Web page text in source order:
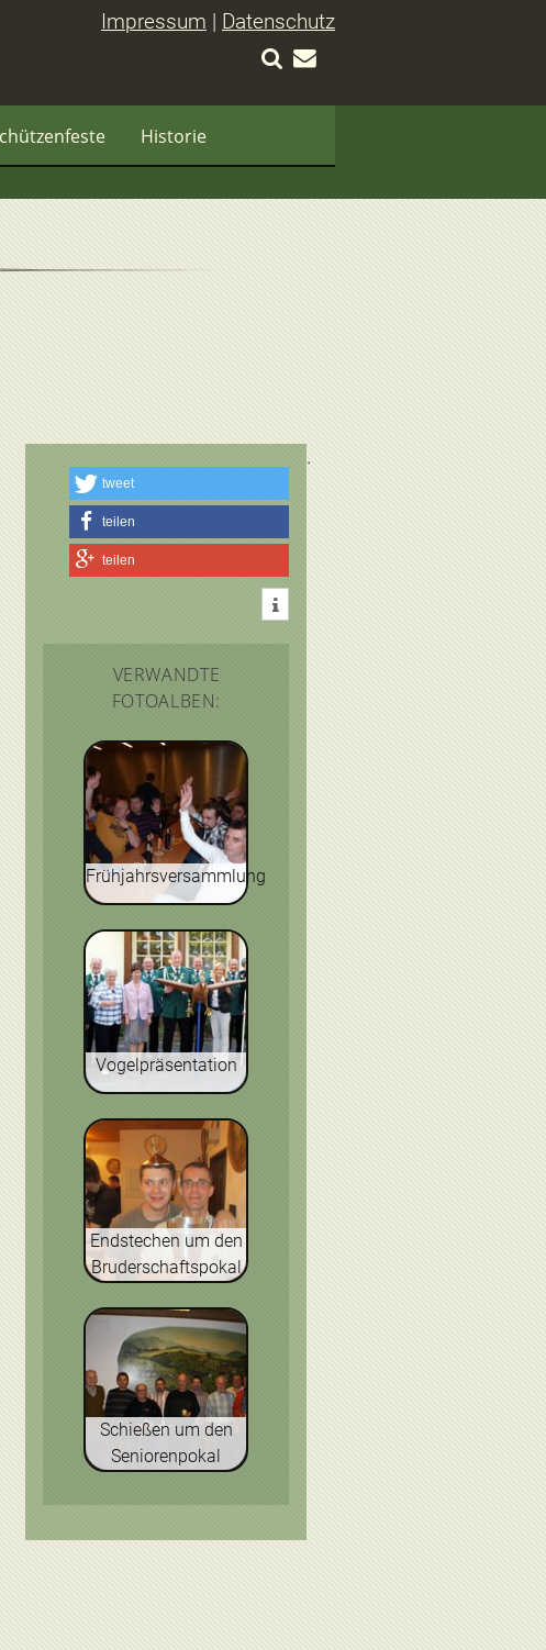
Impressum | Datenschutz
Historie
tweet
teilen
teilen
VERWANDTE
FOTOALBEN:
Frühjahrsversammlung
Vogelpräsentation
Endstechen um den
Bruderschaftspokal
Schießen um den
Seniorenpokal